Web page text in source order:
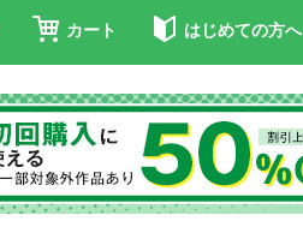
カート はじめての方へ